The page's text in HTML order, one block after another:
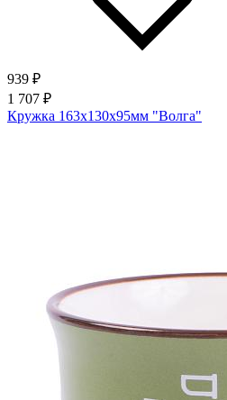
939 ₽
1 707 ₽
Кружка 163х130х95мм "Волга"